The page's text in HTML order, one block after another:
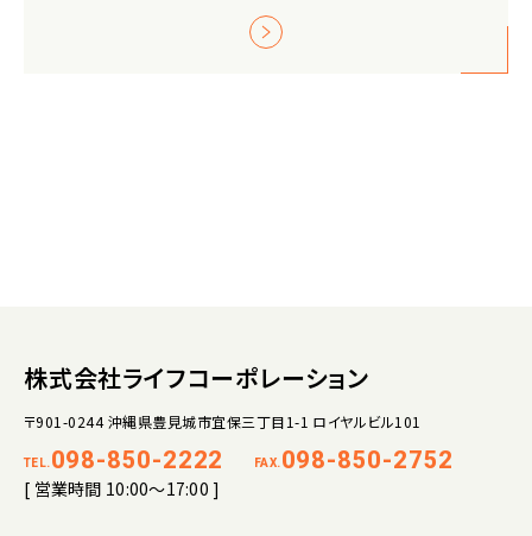
株式会社ライフコーポレーション
〒901-0244 沖縄県豊見城市宜保三丁目1-1 ロイヤルビル101
TEL. 098-850-2222 FAX. 098-850-2752
[ 営業時間 10:00～17:00 ]